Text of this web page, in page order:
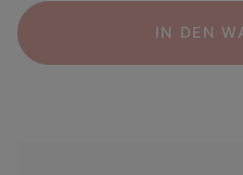
IN DEN